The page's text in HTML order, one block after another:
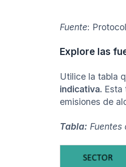
Fuente:
Explore las
Utilice la tabla
indicativa. Esta
emisiones de
Tabla: